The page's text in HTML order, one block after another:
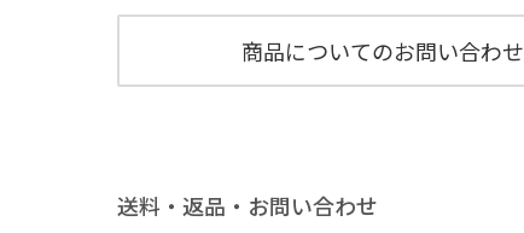
商品についてのお問い合わせ
送料・返品・お問い合わせ